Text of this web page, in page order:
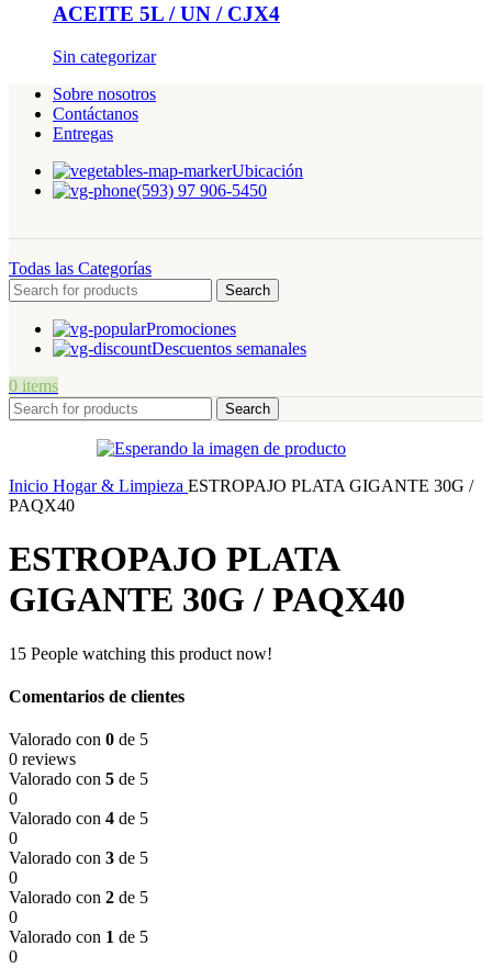
ACEITE 5L / UN / CJX4
Sin categorizar
Sobre nosotros
Contáctanos
Entregas
Ubicación
(593) 97 906-5450
Todas las Categorías
Search
Promociones
Descuentos semanales
0 items
Search
Inicio Hogar & Limpieza ESTROPAJO PLATA GIGANTE 30G /
PAQX40
ESTROPAJO PLATA
GIGANTE 30G / PAQX40
15 People watching this product now!
Comentarios de clientes
Valorado con 0 de 5
0 reviews
Valorado con 5 de 5
0
Valorado con 4 de 5
0
Valorado con 3 de 5
0
Valorado con 2 de 5
0
Valorado con 1 de 5
0